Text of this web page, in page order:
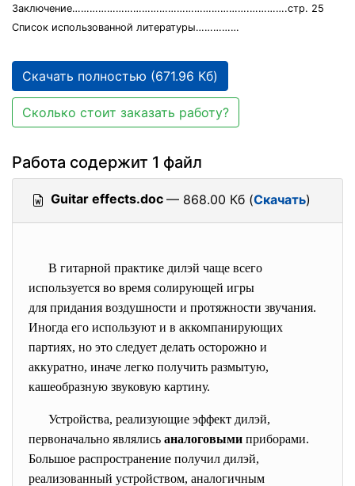
Заключение…………………………………………………….………….стр. 25
Список использованной литературы……………
Скачать полностью (671.96 Кб)
Сколько стоит заказать работу?
Работа содержит 1 файл
Guitar effects.doc — 868.00 Кб (Скачать)
В гитарной практике дилэй чаще всего
используется во время солирующей игры
для придания воздушности и протяжности звучания.
Иногда его используют и в аккомпанирующих
партиях, но это следует делать осторожно и
аккуратно, иначе легко получить размытую,
кашеобразную звуковую картину.
Устройства, реализующие эффект дилэй,
первоначально являлись аналоговыми приборами.
Большое распространение получил дилэй,
реализованный устройством, аналогичным